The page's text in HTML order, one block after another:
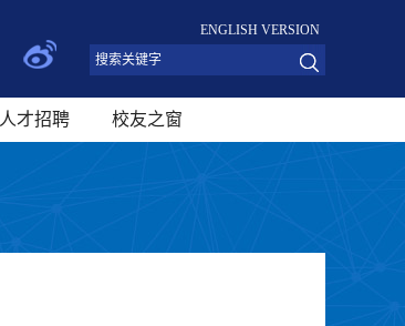
ENGLISH VERSION
人才招聘 校友之窗